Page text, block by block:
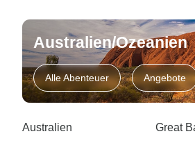
Australien/Ozeanien
Alle Abenteuer Angebote
Australien
Great